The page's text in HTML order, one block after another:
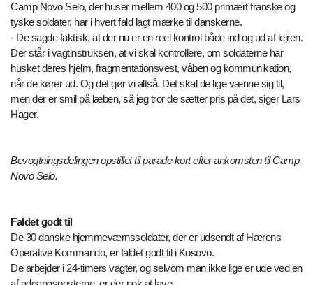
Camp Novo Selo, der huser mellem 400 og 500 primært franske og
tyske soldater, har i hvert fald lagt mærke til danskerne.
- De sagde faktisk, at der nu er en reel kontrol både ind og ud af lejren.
Der står i vagtinstruksen, at vi skal kontrollere, om soldaterne har
husket deres hjelm, fragmentationsvest, våben og kommunikation,
når de kører ud. Og det gør vi altså. Det skal de lige vænne sig til,
men der er smil på læben, så jeg tror de sætter pris på det, siger Lars
Hager.
Bevogtningsdelingen opstillet til parade kort efter ankomsten til Camp
Novo Selo.
Faldet godt til
De 30 danske hjemmeværnssoldater, der er udsendt af Hærens
Operative Kommando, er faldet godt til i Kosovo.
De arbejder i 24-timers vagter, og selvom man ikke lige er ude ved en